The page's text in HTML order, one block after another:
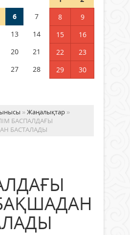
14 күн: 2026–
бекітілді
6 7 8
9
13 14 15
16
20 21 22
23
27 28 29
30
»Жаңалықтар »
БАСПАЛДАҒЫ
БАСТАЛАДЫ